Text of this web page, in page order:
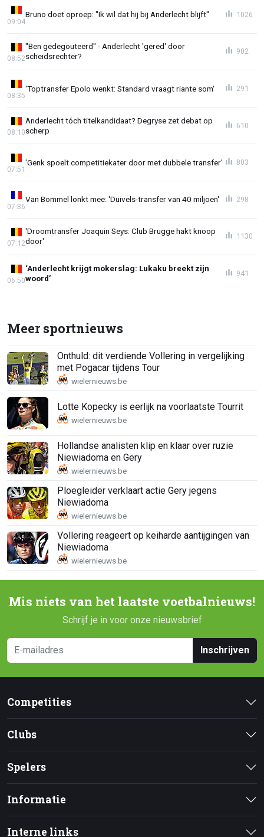
Bruno doet oproep: "Ik wil dat hij bij Anderlecht blijft"
09:04
1026
"Ben gedegouteerd" - Anderlecht 'gered' door
scheidsrechter?
08:52
902
'Toptransfer Epolo wenkt: Standard vraagt riante som'
08:35
291
Anderlecht tóch titelkandidaat? Degryse zet debat op
scherp
08:10
610
'Genk spoelt competitiekater door met dubbele transfer'
07:51
803
Van Bommel lonkt mee: 'Duivels-transfer van 40 miljoen'
07:36
298
'Droomtransfer Joaquin Seys: Club Brugge hakt knoop
door'
07:12
1130
‘Anderlecht krijgt mokerslag: Lukaku breekt zijn
woord’
06:50
941
Meer sportnieuws
Onthuld: dit verdiende Vollering in vergelijking
met Pogacar tijdens Tour
Lotte Kopecky is eerlijk na voorlaatste Tourrit
Hollandse analisten klip en klaar over ruzie
Niewiadoma en Gery
Ploegleider verklaart actie Gery jegens
Niewiadoma
Vollering reageert op keiharde aantijgingen van
Niewiadoma
Mis niets van het laatste voetbalnieuws!
Schrijf je in voor onze nieuwsbrief
Inschrijven
Competities
Clubs
Spelers
Informatie
Interne links